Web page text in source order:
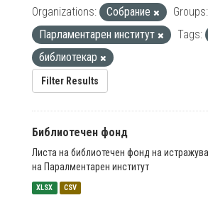
Organizations: Собрание
Groups:
Парламентарен институт
Tags:
библиотекар
Filter Results
Библиотечен фонд
Листа на библиотечен фонд на
на Паралментарен институт
XLSX CSV